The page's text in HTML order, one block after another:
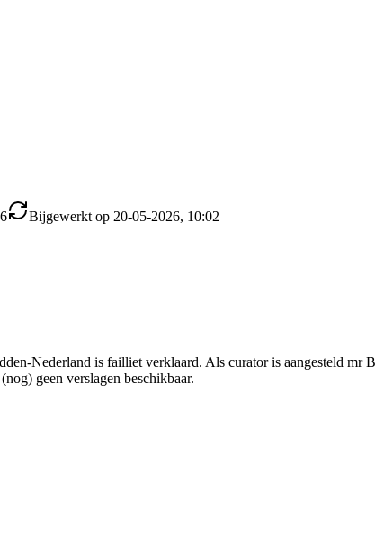
Bijgewerkt op 20-05-2026, 10:02
Nederland is failliet verklaard. Als curator is aangesteld mr
geen verslagen beschikbaar.